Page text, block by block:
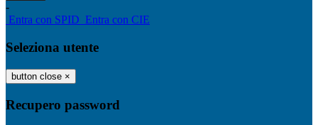
-
Entra con SPID Entra con CIE
Seleziona utente
button close ×
Recupero password